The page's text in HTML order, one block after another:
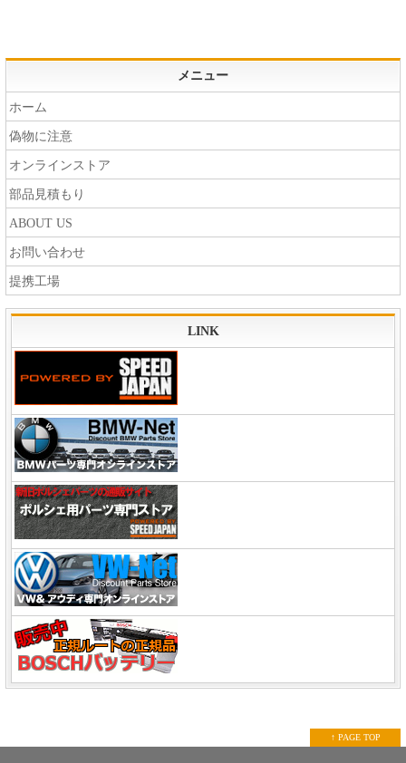
メニュー
ホーム
偽物に注意
オンラインストア
部品見積もり
ABOUT US
お問い合わせ
提携工場
LINK
↑ PAGE TOP